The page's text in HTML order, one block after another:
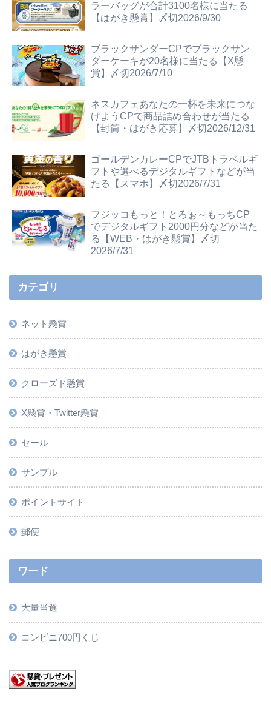
ラーバッグが合計3100名様に当たる
【はがき懸賞】〆切2026/9/30
ブラックサンダーCPでブラックサン
ダーケーキが20名様に当たる【X懸
賞】〆切2026/7/10
ネスカフェあなたの一杯を未来につな
げようCPで商品詰め合わせが当たる
【封筒・はがき応募】〆切2026/12/31
ゴールデンカレーCPでJTBトラベルギ
フトや選べるデジタルギフトなどが当
たる【スマホ】〆切2026/7/31
フジッコもっと！とろぉ～もっちCP
でデジタルギフト2000円分などが当た
る【WEB・はがき懸賞】〆切
2026/7/31
カテゴリ
ネット懸賞
はがき懸賞
クローズド懸賞
X懸賞・Twitter懸賞
セール
サンプル
ポイントサイト
郵便
ワード
大量当選
コンビニ700円くじ